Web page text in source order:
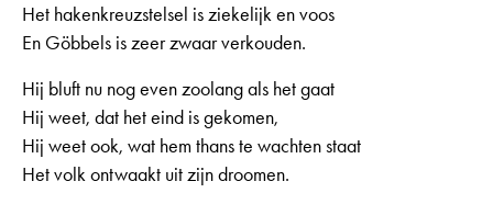
Het hakenkreuzstelsel is ziekelijk en voos
En Göbbels is zeer zwaar verkouden.
Hij bluft nu nog even zoolang als het gaat
Hij weet, dat het eind is gekomen,
Hij weet ook, wat hem thans te wachten staat
Het volk ontwaakt uit zijn droomen.